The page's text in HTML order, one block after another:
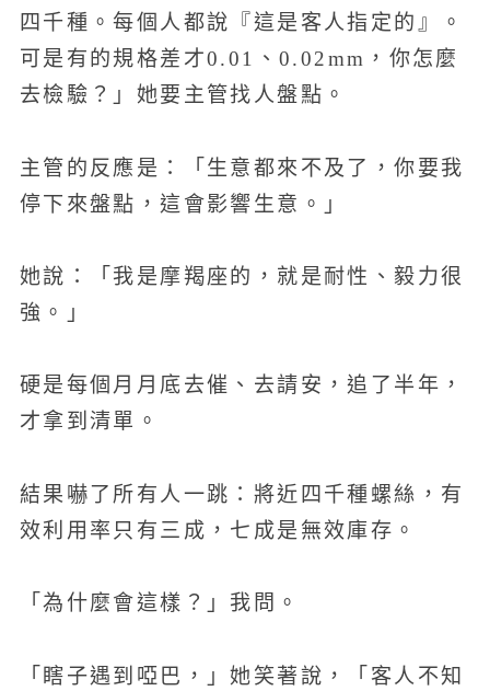
四千種。每個人都說『這是客人指定的』。
可是有的規格差才0.01、0.02mm，你怎麼
去檢驗？」她要主管找人盤點。
主管的反應是：「生意都來不及了，你要我
停下來盤點，這會影響生意。」
她說：「我是摩羯座的，就是耐性、毅力很
強。」
硬是每個月月底去催、去請安，追了半年，
才拿到清單。
結果嚇了所有人一跳：將近四千種螺絲，有
效利用率只有三成，七成是無效庫存。
「為什麼會這樣？」我問。
「瞎子遇到啞巴，」她笑著說，「客人不知